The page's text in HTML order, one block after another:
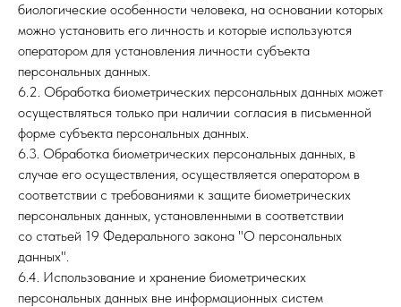
биологические особенности человека, на основании которых
можно установить его личность и которые используются
оператором для установления личности субъекта
персональных данных.
6.2. Обработка биометрических персональных данных может
осуществляться только при наличии согласия в письменной
форме субъекта персональных данных.
6.3. Обработка биометрических персональных данных, в
случае его осуществления, осуществляется оператором в
соответствии с требованиями к защите биометрических
персональных данных, установленными в соответствии
со статьей 19 Федерального закона "О персональных
данных".
6.4. Использование и хранение биометрических
персональных данных вне информационных систем